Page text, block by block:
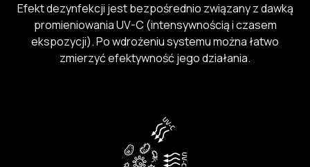
Efekt dezynfekcji jest bezpośrednio związany z dawką
promieniowania UV-C (intensywnością i czasem
ekspozycji). Po wdrożeniu systemu można łatwo
zmierzyć efektywność jego działania.